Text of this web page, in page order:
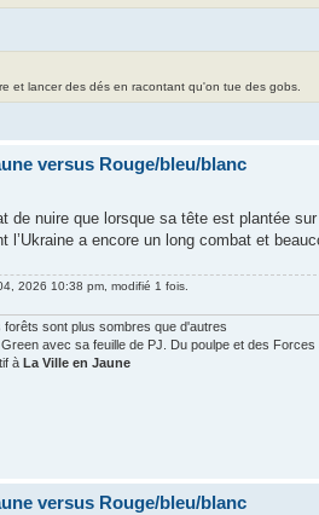
et lancer des dés en racontant qu'on tue des gobs.
versus Rouge/bleu/blanc
de nuire que lorsque sa tête est plantée
l’Ukraine a encore un long combat et
2026 10:38 pm, modifié 1 fois.
forêts sont plus sombres que d'autres
avec sa feuille de PJ. Du poulpe et des Forces
à La Ville en Jaune
versus Rouge/bleu/blanc